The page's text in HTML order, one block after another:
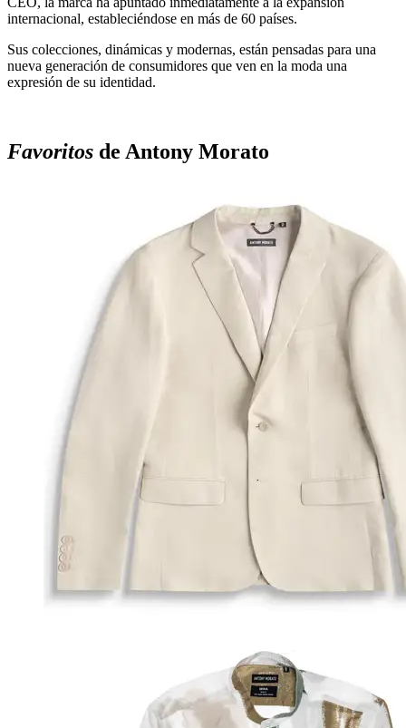
internacional, estableciéndose en más de 60 países.
Sus colecciones, dinámicas y modernas, están pensadas para una
nueva generación de consumidores que ven en la moda una
expresión de su identidad.
Favoritos de Antony Morato